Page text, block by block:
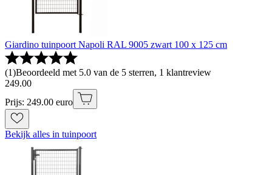
Giardino tuinpoort Napoli RAL 9005 zwart 100 x 125 cm
(1)Beoordeeld met 5.0 van de 5 sterren, 1 klantreview
249.00
Prijs: 249.00 euro
Bekijk alles in tuinpoort